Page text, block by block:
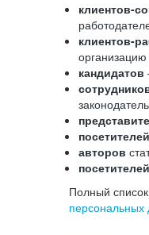
клиентов-
клиентов-
кандидатов
авторов
посетителей
Полный
персональных